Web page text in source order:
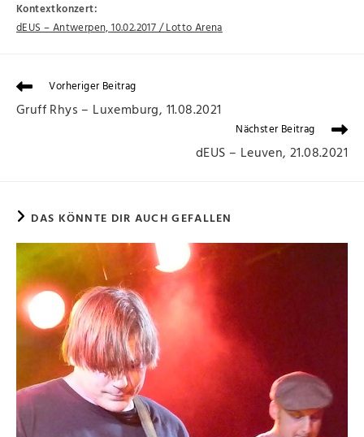
Kontextkonzert:
dEUS – Antwerpen, 10.02.2017 / Lotto Arena
Vorheriger Beitrag
Gruff Rhys – Luxemburg, 11.08.2021
Nächster Beitrag
dEUS – Leuven, 21.08.2021
DAS KÖNNTE DIR AUCH GEFALLEN